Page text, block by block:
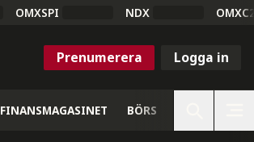
OMXSPI NDX
Prenumerera Logga in
FINANSMAGASINET BÖRS